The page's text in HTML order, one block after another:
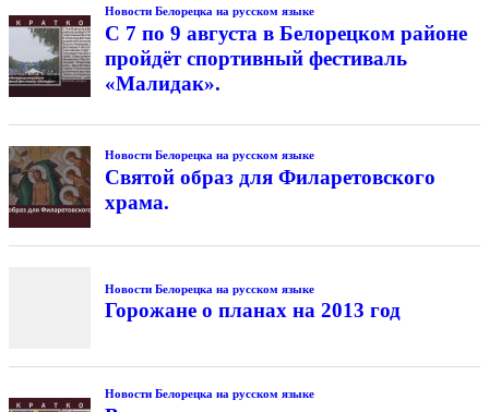
Новости Белорецка на русском языке
С 7 по 9 августа в Белорецком районе
пройдёт спортивный фестиваль
«Малидак».
Новости Белорецка на русском языке
Святой образ для Филаретовского
храма.
Новости Белорецка на русском языке
Горожане о планах на 2013 год
Новости Белорецка на русском языке